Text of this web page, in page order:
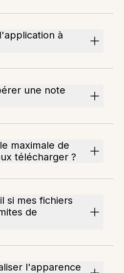
à
une note
maximale de
télécharger ?
si mes fichiers
de
l'apparence